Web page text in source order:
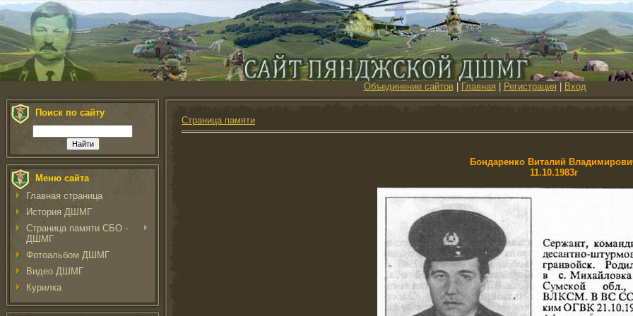
Объединение сайтов| Главная Регистрация Вход
Поиск по сайту
Меню сайта
Главная страница
История ДШМГ
Страница памяти СБО -
ДШМГ
Фотоальбом ДШМГ
Видео ДШМГ
Курилка
Страница памяти
Бондаренко Виталий
11.10.1983г